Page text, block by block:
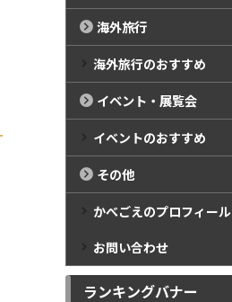
海外旅行
海外旅行のおすすめ
イベント・展覧会
イベントのおすすめ
その他
かべごえのプロフィール
お問い合わせ
ランキングバナー